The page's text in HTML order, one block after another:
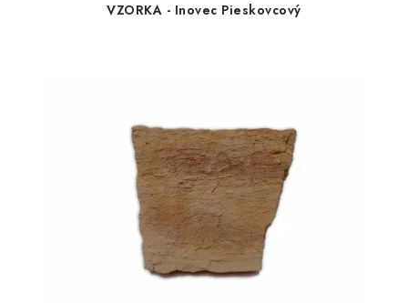
VZORKA - Inovec Pieskovcový